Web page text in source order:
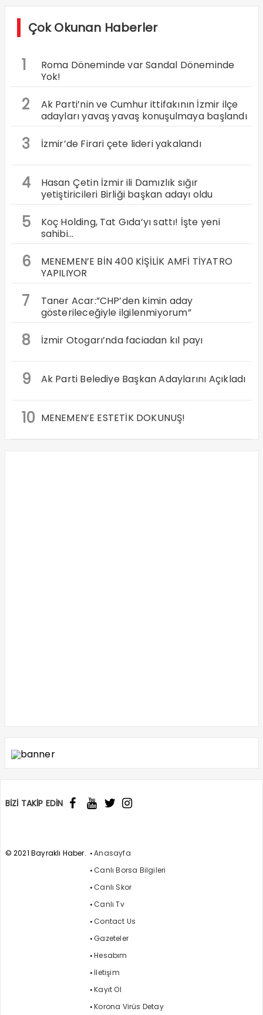
Çok Okunan Haberler
1
Roma Döneminde var Sandal Döneminde
Yok!
2
Ak Parti’nin ve Cumhur ittifakının İzmir ilçe
adayları yavaş yavaş konuşulmaya başlandı
3 İzmir’de Firari çete lideri yakalandı
4
Hasan Çetin İzmir ili Damızlık sığır
yetiştiricileri Birliği başkan adayı oldu
5
Koç Holding, Tat Gıda’yı sattı! İşte yeni
sahibi…
6
MENEMEN’E BİN 400 KİŞİLİK AMFİ TİYATRO
YAPILIYOR
7
Taner Acar:”CHP’den kimin aday
gösterileceğiyle ilgilenmiyorum”
8 İzmir Otogarı’nda faciadan kıl payı
9 Ak Parti Belediye Başkan Adaylarını Açıkladı
10 MENEMEN’E ESTETİK DOKUNUŞ!
BİZİ TAKİP EDİN
© 2021 Bayraklı Haber.
Anasayfa
Canlı Borsa Bilgileri
Canlı Skor
Canlı Tv
Contact Us
Gazeteler
Hesabım
İletişim
Kayıt Ol
Korona Virüs Detay